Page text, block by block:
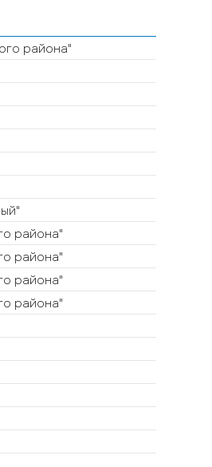
района"
района"
района"
района"
района"